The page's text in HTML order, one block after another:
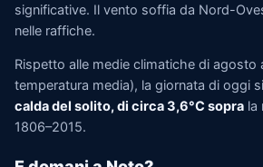
significative. Il vento soffia da Nord-
nelle raffiche.
Rispetto alle medie climatiche di agosto
temperatura media), la giornata di oggi
calda del solito, di circa 3,6°C sopra la
1806–2015.